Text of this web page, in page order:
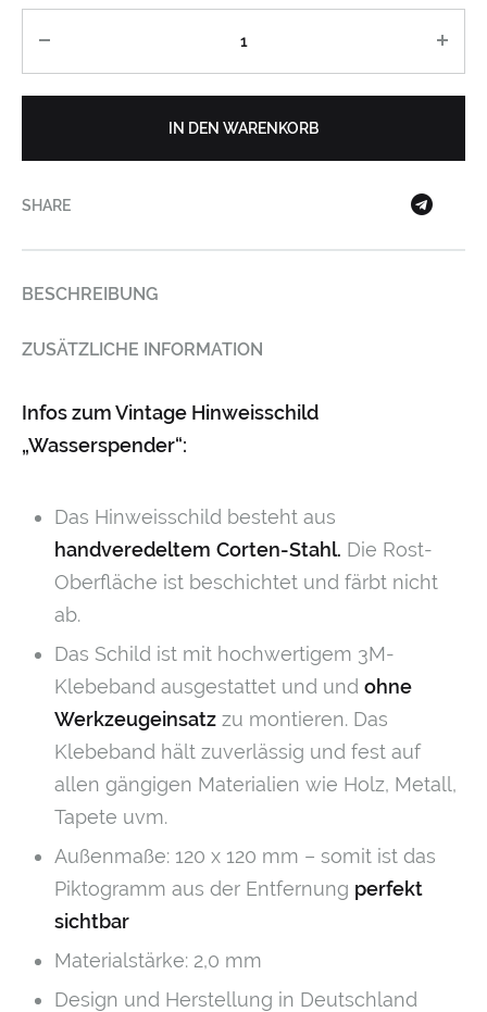
IN DEN WARENKORB
SHARE
BESCHREIBUNG
ZUSÄTZLICHE INFORMATION
Infos zum Vintage Hinweisschild
„Wasserspender“:
Das Hinweisschild besteht aus
handveredeltem Corten-Stahl. Die Rost-
Oberfläche ist beschichtet und färbt nicht
ab.
Das Schild ist mit hochwertigem 3M-
Klebeband ausgestattet und und ohne
Werkzeugeinsatz zu montieren. Das
Klebeband hält zuverlässig und fest auf
allen gängigen Materialien wie Holz, Metall,
Tapete uvm.
Außenmaße: 120 x 120 mm – somit ist das
Piktogramm aus der Entfernung perfekt
sichtbar
Materialstärke: 2,0 mm
Design und Herstellung in Deutschland